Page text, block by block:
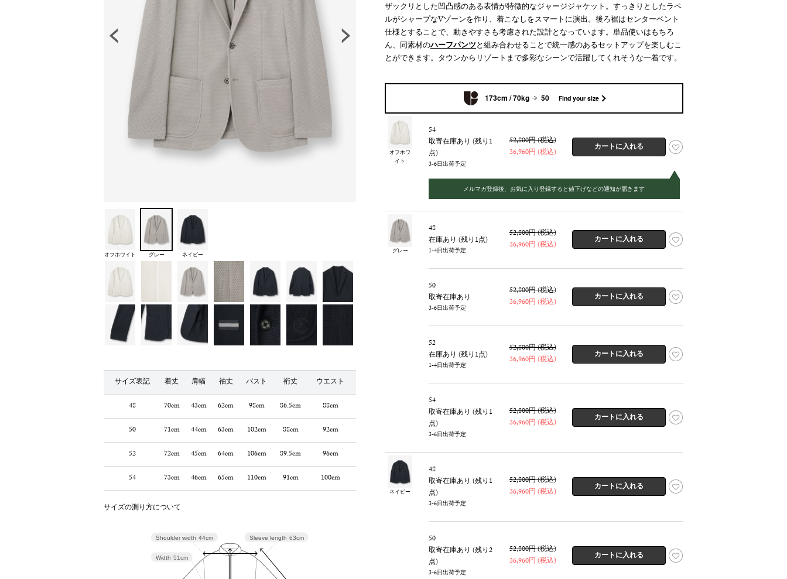
オフホワイト グレー ネイビー
サイズ表記 着丈 肩幅 袖丈 バスト 裄丈 ウエスト
48 70cm 43cm 62cm 98cm 86.5cm 88cm
50 71cm 44cm 63cm 102cm 88cm 92cm
52 72cm 45cm 64cm 106cm 89.5cm 96cm
54 73cm 46cm 65cm 110cm 91cm 100cm
サイズの測り方について
Sleeve length 63cm
Width 51cm
Shoulder width 44cm
ザックリとした凹凸感のある表情が特徴的なジャージジャケット。すっきりとしたラペ
ルがシャープなVゾーンを作り、着こなしをスマートに演出。後ろ裾はセンターベント
仕様とすることで、動きやすさも考慮された設計となっています。単品使いはもちろ
ん、同素材のハーフパンツと組み合わせることで統一感のあるセットアップを楽しむこ
とができます。タウンからリゾートまで多彩なシーンで活躍してくれそうな一着です。
173cm / 70kg 50 Find your size
オフホワ
イト
54
取寄在庫あり (残り1
点)
3-6日出荷予定
52,800円 (税込)
36,960円 (税込)
メルマガ登録後、お気に入り登録すると値下げなどの通知が届きます
グレー
48
在庫あり (残り1点)
1-4日出荷予定
52,800円 (税込)
36,960円 (税込)
50
取寄在庫あり
3-6日出荷予定
52,800円 (税込)
36,960円 (税込)
52
在庫あり (残り1点)
1-4日出荷予定
52,800円 (税込)
36,960円 (税込)
54
取寄在庫あり (残り1
点)
3-6日出荷予定
52,800円 (税込)
36,960円 (税込)
ネイビー
48
取寄在庫あり (残り1
点)
3-6日出荷予定
52,800円 (税込)
36,960円 (税込)
50
取寄在庫あり (残り2
点)
3-6日出荷予定
52,800円 (税込)
36,960円 (税込)